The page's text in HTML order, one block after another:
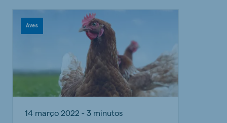
Aves
14 março 2022 - 3 minutos